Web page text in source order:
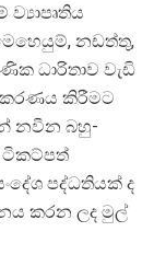
නඩත්තු,
ධාරිතාව වැඩි
කිරීමට
නවීන බහු-
ටිකට්පත්
පද්ධතියක් ද
කරන ලද මුල්